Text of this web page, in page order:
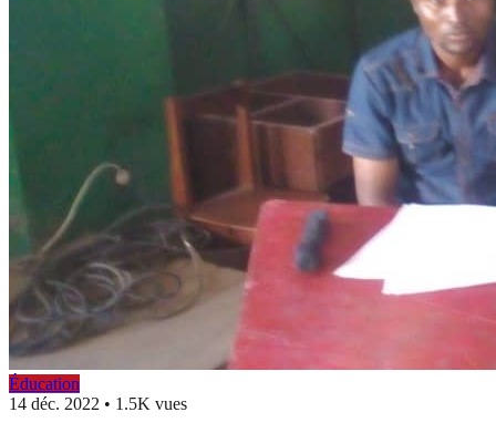
Éducation
14 déc. 2022 • 1.5K vues